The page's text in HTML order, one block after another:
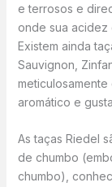
e terrosos e
onde sua acidez
Existem ainda
Sauvignon,
aromático e
As taças Riedel
de chumbo
chumbo),